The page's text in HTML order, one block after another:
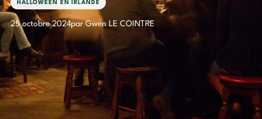
HALLOWEEN EN IRLANDE
25 octobre 2024par Gwen LE COINTRE